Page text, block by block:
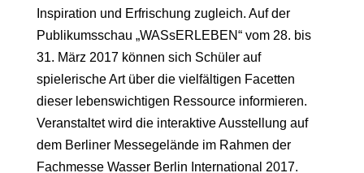
Inspiration und Erfrischung zugleich. Auf der
Publikumsschau „WASsERLEBEN“ vom 28. bis
31. März 2017 können sich Schüler auf
spielerische Art über die vielfältigen Facetten
dieser lebenswichtigen Ressource informieren.
Veranstaltet wird die interaktive Ausstellung auf
dem Berliner Messegelände im Rahmen der
Fachmesse Wasser Berlin International 2017.